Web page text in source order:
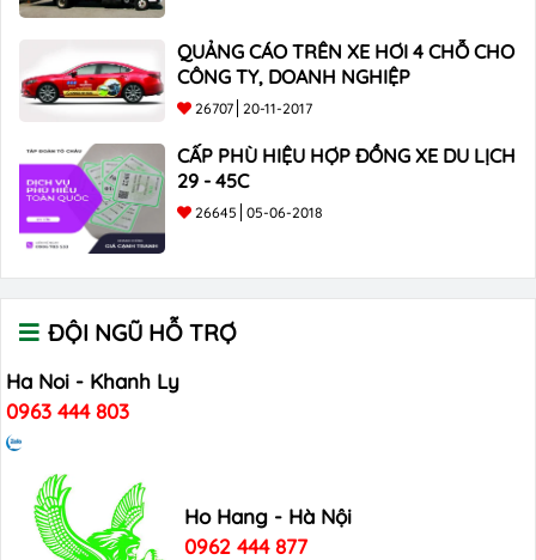
QUẢNG CÁO TRÊN XE HƠI 4 CHỖ CHO
CÔNG TY, DOANH NGHIỆP
26707 20-11-2017
CẤP PHÙ HIỆU HỢP ĐỒNG XE DU LỊCH
29 - 45C
26645 05-06-2018
ĐỘI NGŨ HỖ TRỢ
Ha Noi - Khanh Ly
0963 444 803
Ho Hang - Hà Nội
0962 444 877